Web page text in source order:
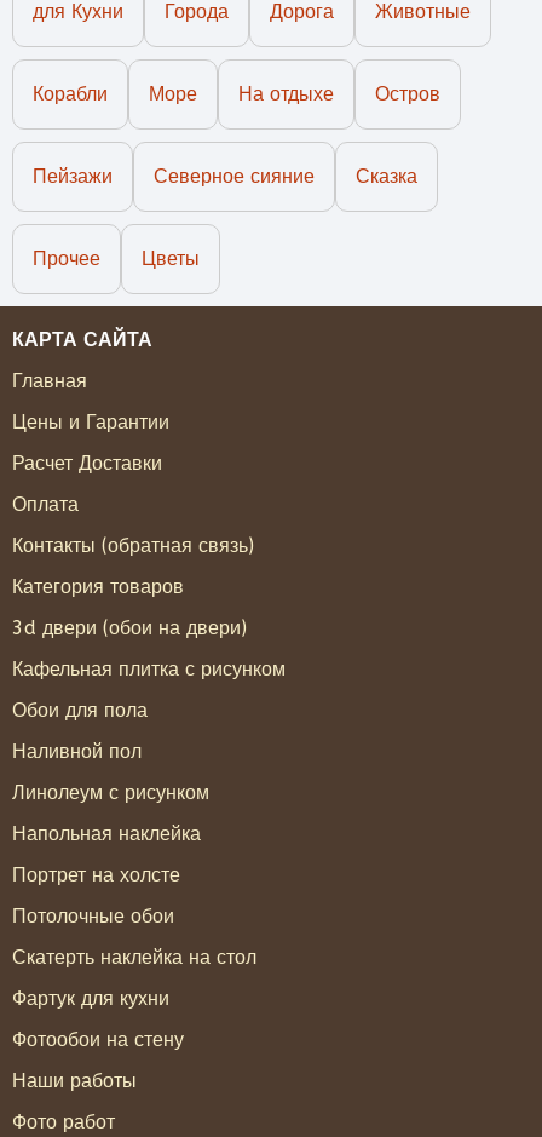
для Кухни Города Дорога Животные
Корабли Море На отдыхе Остров
Пейзажи Северное сияние Сказка
Прочее Цветы
КАРТА САЙТА
Главная
Цены и Гарантии
Расчет Доставки
Оплата
Контакты (обратная связь)
Категория товаров
3d двери (обои на двери)
Кафельная плитка с рисунком
Обои для пола
Наливной пол
Линолеум с рисунком
Напольная наклейка
Портрет на холсте
Потолочные обои
Скатерть наклейка на стол
Фартук для кухни
Фотообои на стену
Наши работы
Фото работ